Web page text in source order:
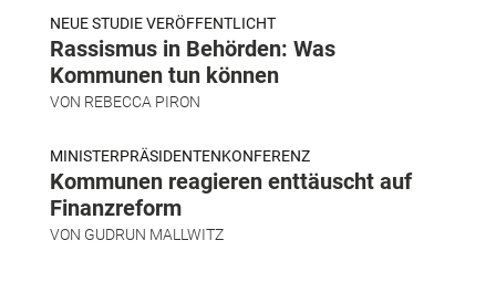
NEUE STUDIE VERÖFFENTLICHT
Rassismus in Behörden: Was
Kommunen tun können
VON REBECCA PIRON
MINISTERPRÄSIDENTENKONFERENZ
Kommunen reagieren enttäuscht auf
Finanzreform
VON GUDRUN MALLWITZ